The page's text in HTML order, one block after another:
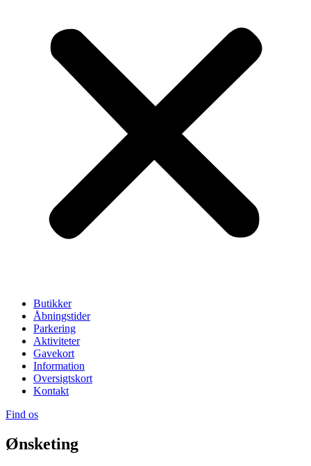
Butikker
Åbningstider
Parkering
Aktiviteter
Gavekort
Information
Oversigtskort
Kontakt
Find os
Ønsketing